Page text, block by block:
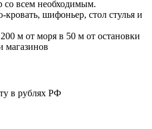
всем необходимым.
кровать, шифоньер, стол стулья и
м от моря в 50 м от остановки
магазинов
в рублях РФ